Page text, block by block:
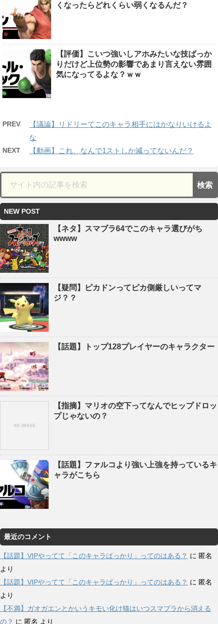
くなったらどれくらい弱くなるんだ？
【評価】こいつ強いしアホみたいな技ばっか
りだけど上位勢の影響であまり言えない雰囲
気になってるよな？ｗｗ
PREV
【議論】リドリーてこのキャラ相手にはかなりいけるよ
な
NEXT 【動画】これ、なんで1ストしか減ってないんだ？
NEW POST
【ネタ】スマブラ64でこのキャラ選びがち
wwww
【疑問】ピカドンってピカ側厳しいってマ
ジ？？
【話題】トップ128プレイヤーのキャラクター
【指摘】マリオの空下ってなんでヒップドロッ
プじゃないの？
【話題】ファルコより強い上強を持っているキ
ャラがこちら
最近のコメント
【話題】VIPやってて「このキャラばっかり」ってのはある？ に 匿名
より
【話題】VIPやってて「このキャラばっかり」ってのはある？ に 匿名
より
【不満】ガオガエンとかいうキモい化け猫はいつスマブラから消える
の？ に 匿名 より